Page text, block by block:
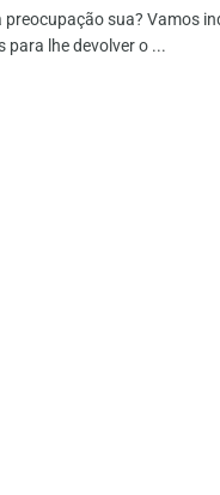
sua? Vamos
para lhe devolver o ...